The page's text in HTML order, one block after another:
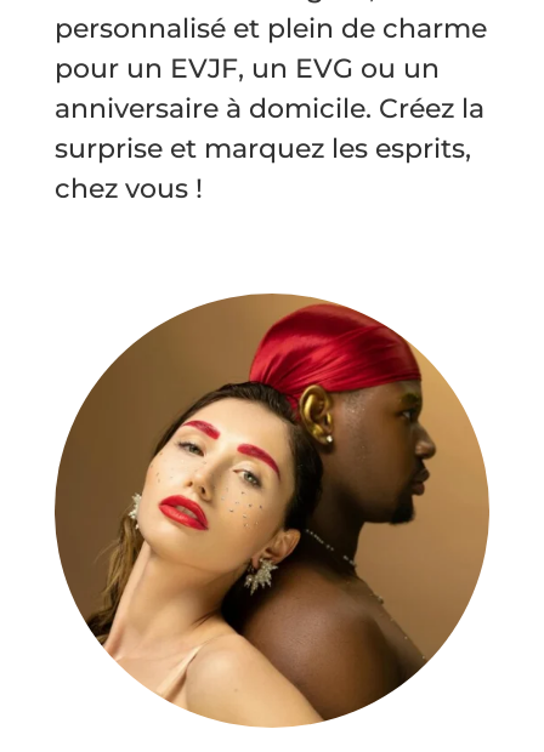
personnalisé et plein de charme
pour un EVJF, un EVG ou un
anniversaire à domicile. Créez la
surprise et marquez les esprits,
chez vous !